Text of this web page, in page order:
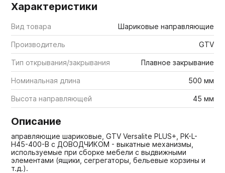
Характеристики
Вид товара Шариковые направляющие
Производитель GTV
Тип открывания/закрывания Плавное закрывание
Номинальная длина 500 мм
Высота направляющей 45 мм
Описание
аправляющие шариковые, GTV Versalite PLUS+, PK-L-
H45-400-B с ДОВОДЧИКОМ - выкатные механизмы,
используемые при сборке мебели с выдвижными
элементами (ящики, сегрегаторы, бельевые корзины и
т.д.).